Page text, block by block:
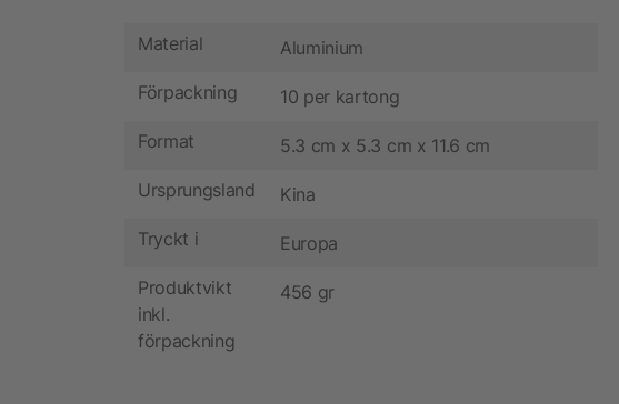
Material Aluminium
Förpackning 10 per kartong
Format 5.3 cm x 5.3 cm x 11.6 cm
Ursprungsland Kina
Tryckt i Europa
Produktvikt
inkl.
förpackning
456 gr